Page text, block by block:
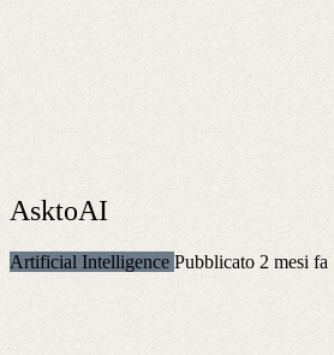
AsktoAI
Artificial Intelligence Pubblicato 2 mesi fa